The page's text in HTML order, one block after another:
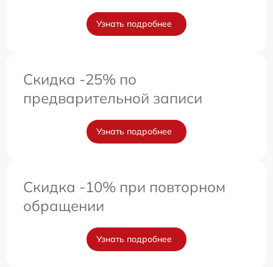
Узнать подробнее
Скидка -25% по
предварительной записи
Узнать подробнее
Скидка -10% при повторном
обращении
Узнать подробнее